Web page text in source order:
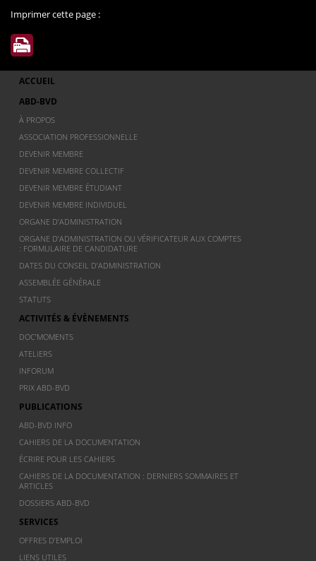
Imprimer cette page :
ACCUEIL
ABD-BVD
À PROPOS
ASSOCIATION PROFESSIONNELLE
DEVENIR MEMBRE
DEVENIR MEMBRE COLLECTIF
DEVENIR MEMBRE ÉTUDIANT
DEVENIR MEMBRE INDIVIDUEL
ORGANE D’ADMINISTRATION
ORGANE D’ADMINISTRATION OU VÉRIFICATEUR AUX COMPTES
: FORMULAIRE DE CANDIDATURE
DATES DU CONSEIL D’ADMINISTRATION
ASSEMBLÉE GÉNÉRALE
STATUTS
ACTIVITÉS & ÉVÈNEMENTS
DOC’MOMENTS
ATELIERS
INFORUM
PRIX ABD-BVD
PUBLICATIONS
ABD-BVD INFO
CAHIERS DE LA DOCUMENTATION
ÉCRIRE POUR LES CAHIERS
CAHIERS DE LA DOCUMENTATION : DERNIERS SOMMAIRES ET
ARTICLES
DOSSIERS ABD-BVD
SERVICES
OFFRES D’EMPLOI
LIENS UTILES